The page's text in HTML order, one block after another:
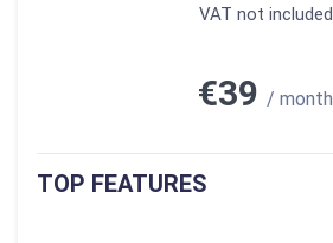
VAT not included
€39 / month
TOP FEATURES